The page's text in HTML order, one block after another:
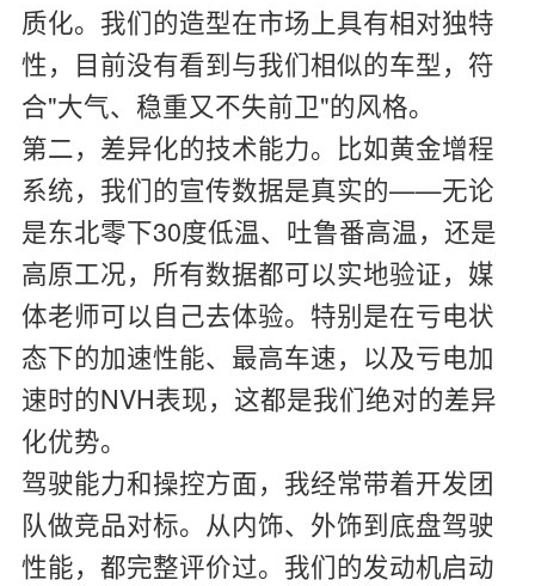
质化。我们的造型在市场上具有相对独特
性，目前没有看到与我们相似的车型，符
合"大气、稳重又不失前卫"的风格。
第二，差异化的技术能力。比如黄金增程
系统，我们的宣传数据是真实的——无论
是东北零下30度低温、吐鲁番高温，还是
高原工况，所有数据都可以实地验证，媒
体老师可以自己去体验。特别是在亏电状
态下的加速性能、最高车速，以及亏电加
速时的NVH表现，这都是我们绝对的差异
化优势。
驾驶能力和操控方面，我经常带着开发团
队做竞品对标。从内饰、外饰到底盘驾驶
性能，都完整评价过。我们的发动机启动